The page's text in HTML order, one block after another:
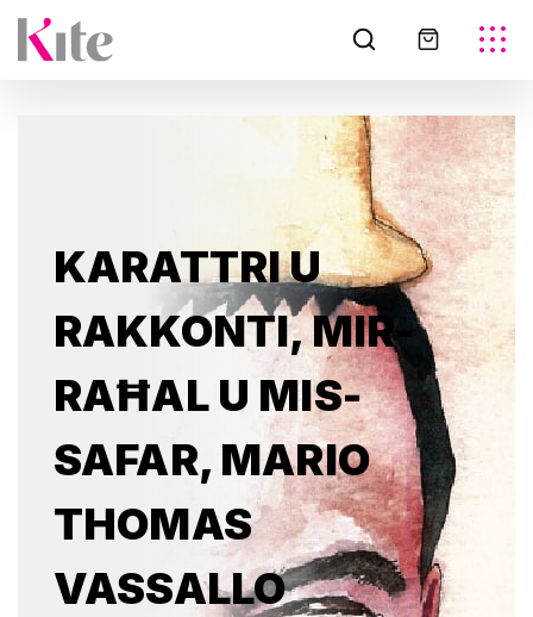
KARATTRI U
RAKKONTI, MIR-
RAĦAL U MIS-
SAFAR, MARIO
THOMAS
VASSALLO